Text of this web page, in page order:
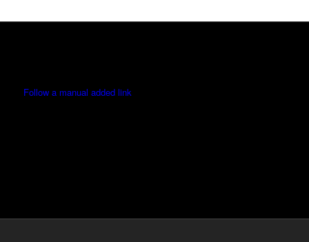
Follow a manual added link